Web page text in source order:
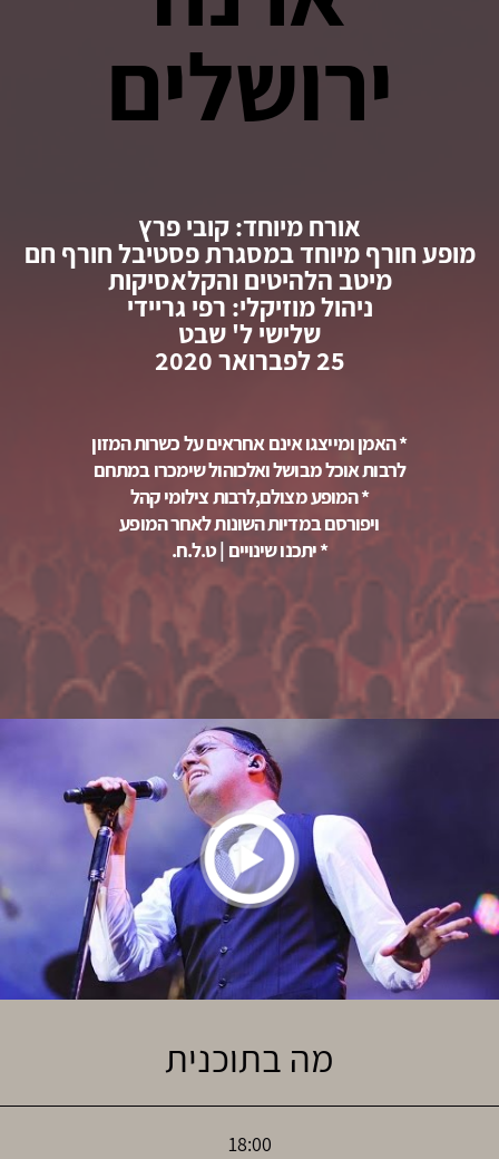
ירושלים
אורח מיוחד: קובי פרץ
מופע חורף מיוחד במסגרת פסטיבל חורף חם
מיטב הלהיטים והקלאסיקות
ניהול מוזיקלי: רפי גריידי
שלישי ל' שבט
25 לפברואר 2020
* האמן ומייצגו אינם אחראים על כשרות המזון
לרבות אוכל מבושל ואלכוהול שימכרו במתחם
* המופע מצולם,לרבות צילומי קהל
ויפורסם במדיות השונות לאחר המופע
* יתכנו שינויים | ט.ל.ח.
מה בתוכנית
18:00